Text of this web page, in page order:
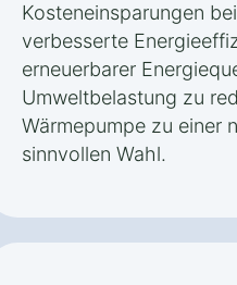
Kosteneinsparungen
verbesserte
erneuerbarer
Umweltbelastung zu
Wärmepumpe zu einer
sinnvollen Wahl.